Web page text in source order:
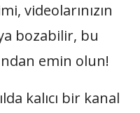
videolarınızın
bozabilir, bu
emin olun!
kalıcı bir kanal